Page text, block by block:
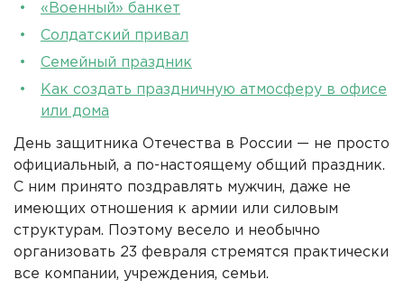
«Военный» банкет
Солдатский привал
Семейный праздник
Как создать праздничную атмосферу в офисе
или дома
День защитника Отечества в России — не просто
официальный, а по-настоящему общий праздник.
С ним принято поздравлять мужчин, даже не
имеющих отношения к армии или силовым
структурам. Поэтому весело и необычно
организовать 23 февраля стремятся практически
все компании, учреждения, семьи.